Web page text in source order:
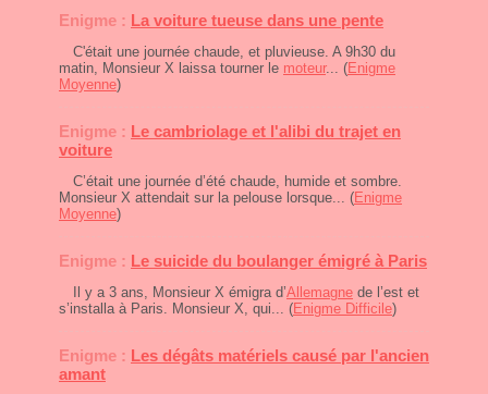
Enigme : La voiture tueuse dans une pente
C'était une journée chaude, et pluvieuse. A 9h30 du
matin, Monsieur X laissa tourner le moteur... (Enigme
Moyenne)
Enigme : Le cambriolage et l'alibi du trajet en
voiture
C’était une journée d’été chaude, humide et sombre.
Monsieur X attendait sur la pelouse lorsque... (Enigme
Moyenne)
Enigme : Le suicide du boulanger émigré à Paris
Il y a 3 ans, Monsieur X émigra d’Allemagne de l’est et
s’installa à Paris. Monsieur X, qui... (Enigme Difficile)
Enigme : Les dégâts matériels causé par l'ancien
amant